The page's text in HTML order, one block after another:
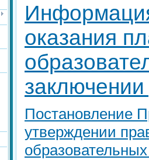
оказания
Постановление
утверждении
образовательных